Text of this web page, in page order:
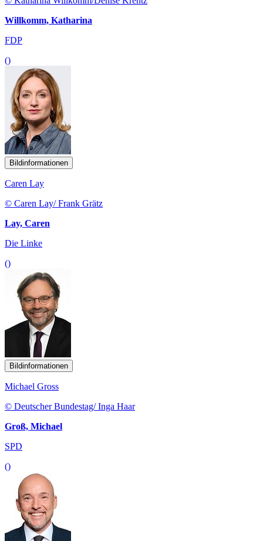
Willkomm, Katharina
FDP
()
Bildinformationen
Caren Lay
© Caren Lay/ Frank Grätz
Lay, Caren
Die Linke
()
Bildinformationen
Michael Gross
© Deutscher Bundestag/ Inga Haar
Groß, Michael
SPD
()